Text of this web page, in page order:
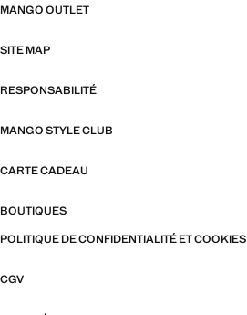
MANGO OUTLET
SITE MAP
RESPONSABILITÉ
MANGO STYLE CLUB
CARTE CADEAU
BOUTIQUES
POLITIQUE DE CONFIDENTIALITÉ ET COOKIES
CGV